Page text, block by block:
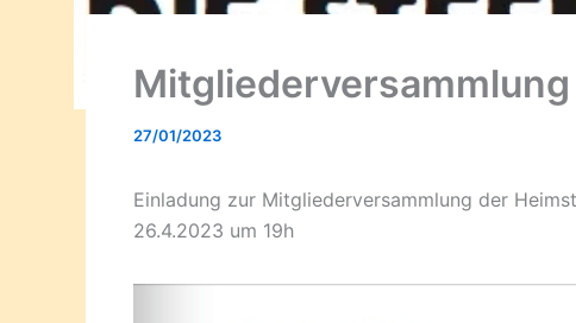
27/01/2023
Einladung zur Mitgliederversammlung der
26.4.2023 um 19h